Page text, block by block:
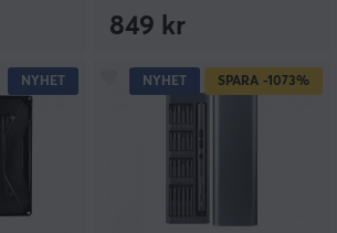
849 kr
NYHET NYHET SPARA -1073%